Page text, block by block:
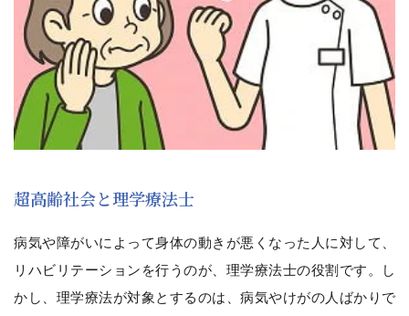
超高齢社会と理学療法士
病気や障がいによって身体の動きが悪くなった人に対して、
リハビリテーションを行うのが、理学療法士の役割です。し
かし、理学療法が対象とするのは、病気やけがの人ばかりで